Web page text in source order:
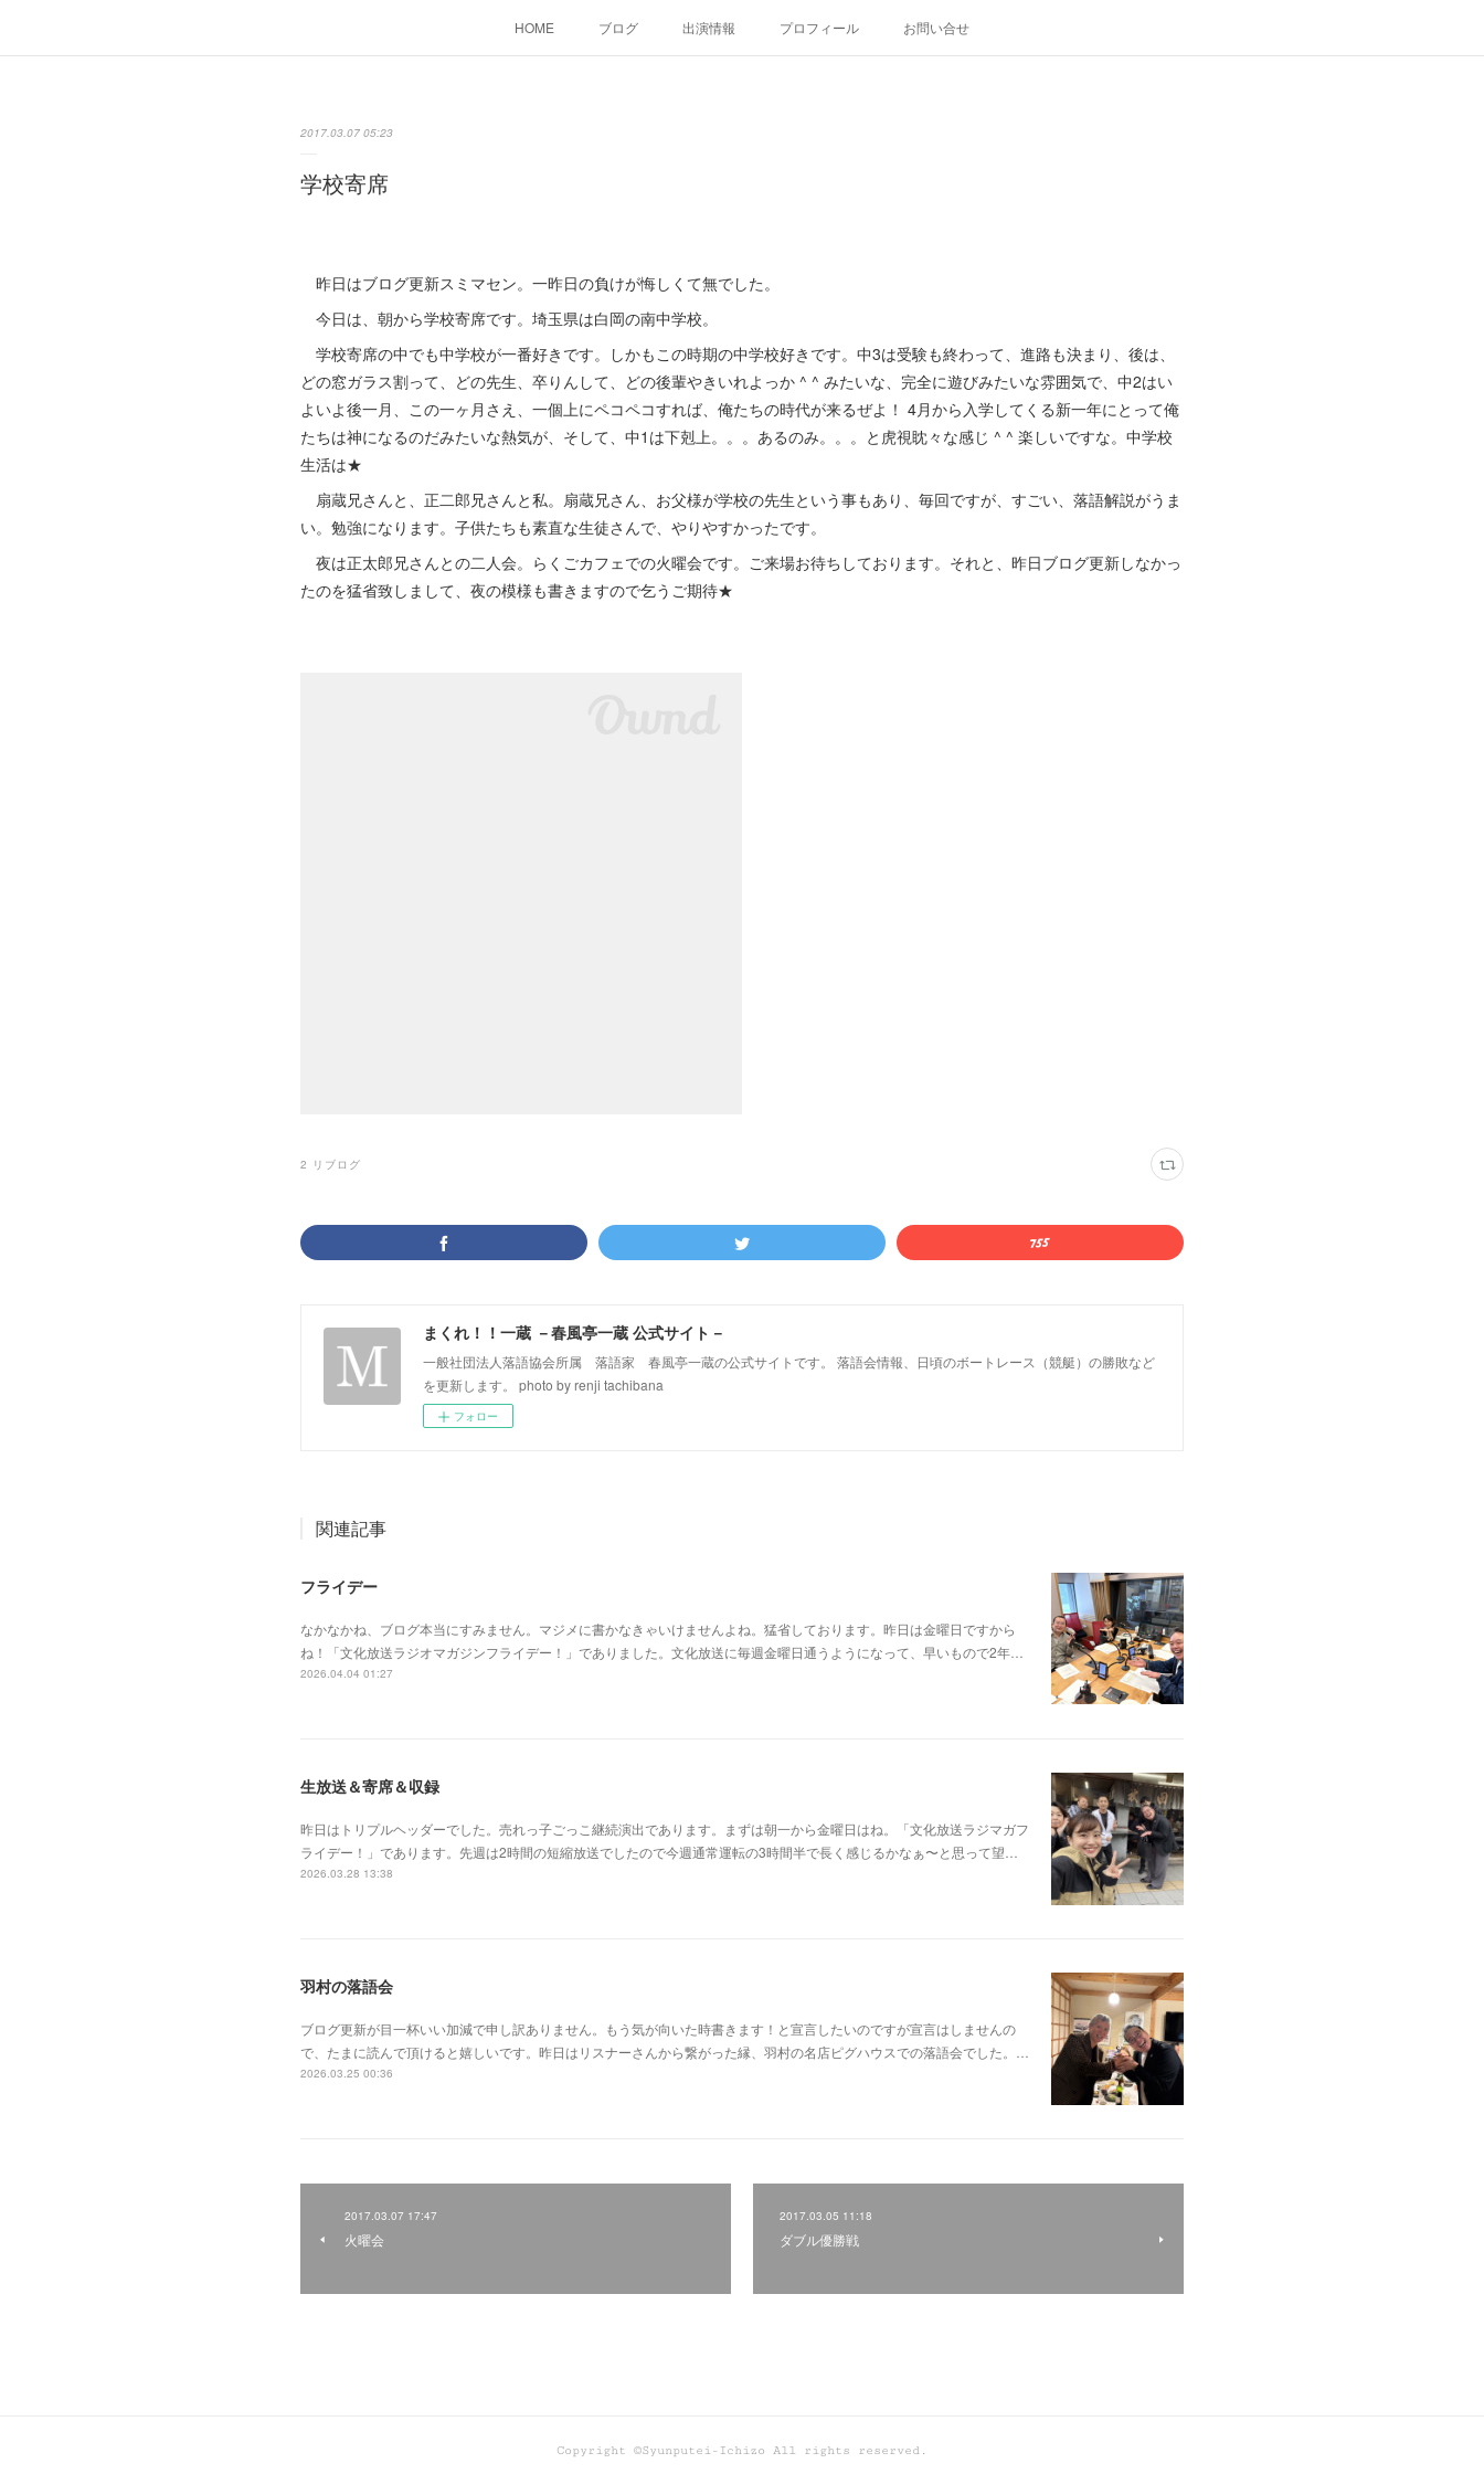
HOME ブログ 出演情報 プロフィール お問い合せ
2017.03.07 05:23
学校寄席
昨日はブログ更新スミマセン。一昨日の負けが悔しくて無でした。
今日は、朝から学校寄席です。埼玉県は白岡の南中学校。
学校寄席の中でも中学校が一番好きです。しかもこの時期の中学校好きです。中3は受験も終わって、進路も決まり、後は、
どの窓ガラス割って、どの先生、卒りんして、どの後輩やきいれよっか ^ ^ みたいな、完全に遊びみたいな雰囲気で、中2はい
よいよ後一月、この一ヶ月さえ、一個上にペコペコすれば、俺たちの時代が来るぜよ！ 4月から入学してくる新一年にとって俺
たちは神になるのだみたいな熱気が、そして、中1は下剋上。。。あるのみ。。。と虎視眈々な感じ ^ ^ 楽しいですな。中学校
生活は★
扇蔵兄さんと、正二郎兄さんと私。扇蔵兄さん、お父様が学校の先生という事もあり、毎回ですが、すごい、落語解説がうま
い。勉強になります。子供たちも素直な生徒さんで、やりやすかったです。
夜は正太郎兄さんとの二人会。らくごカフェでの火曜会です。ご来場お待ちしております。それと、昨日ブログ更新しなかっ
たのを猛省致しまして、夜の模様も書きますので乞うご期待★
2 リブログ
まくれ！！一蔵 －春風亭一蔵 公式サイト－
一般社団法人落語協会所属 落語家 春風亭一蔵の公式サイトです。 落語会情報、日頃のボートレース（競艇）の勝敗など
を更新します。 photo by renji tachibana
フォロー
関連記事
フライデー
なかなかね、ブログ本当にすみません。マジメに書かなきゃいけませんよね。猛省しております。昨日は金曜日ですから
ね！「文化放送ラジオマガジンフライデー！」でありました。文化放送に毎週金曜日通うようになって、早いもので2年…
2026.04.04 01:27
生放送＆寄席＆収録
昨日はトリプルヘッダーでした。売れっ子ごっこ継続演出であります。まずは朝一から金曜日はね。「文化放送ラジマガフ
ライデー！」であります。先週は2時間の短縮放送でしたので今週通常運転の3時間半で長く感じるかなぁ〜と思って望…
2026.03.28 13:38
羽村の落語会
ブログ更新が目一杯いい加減で申し訳ありません。もう気が向いた時書きます！と宣言したいのですが宣言はしませんの
で、たまに読んで頂けると嬉しいです。昨日はリスナーさんから繋がった縁、羽村の名店ピグハウスでの落語会でした。…
2026.03.25 00:36
2017.03.07 17:47
火曜会
2017.03.05 11:18
ダブル優勝戦
Copyright ©Syunputei-Ichizo All rights reserved.